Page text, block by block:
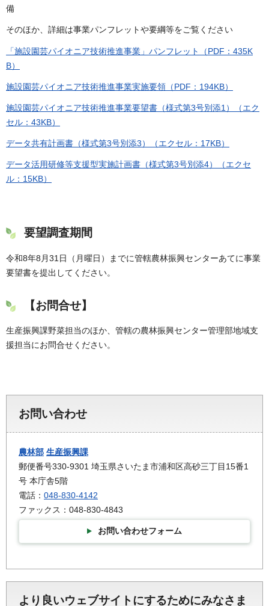
備
そのほか、詳細は事業パンフレットや要綱等をご覧ください
「施設園芸パイオニア技術推進事業」パンフレット（PDF：435K
B）
施設園芸パイオニア技術推進事業実施要領（PDF：194KB）
施設園芸パイオニア技術推進事業要望書（様式第3号別添1）（エク
セル：43KB）
データ共有計画書（様式第3号別添3）（エクセル：17KB）
データ活用研修等支援型実施計画書（様式第3号別添4）（エクセ
ル：15KB）
要望調査期間
令和8年8月31日（月曜日）までに管轄農林振興センターあてに事業
要望書を提出してください。
【お問合せ】
生産振興課野菜担当のほか、管轄の農林振興センター管理部地域支
援担当にお問合せください。
お問い合わせ
農林部 生産振興課
郵便番号330-9301 埼玉県さいたま市浦和区高砂三丁目15番1
号 本庁舎5階
電話： 048-830-4142
ファックス：048-830-4843
お問い合わせフォーム
より良いウェブサイトにするためにみなさま